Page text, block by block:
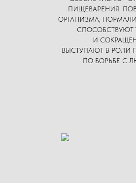
ПИЩЕВАРЕНИЯ,
ОРГАНИЗМА,
СПОСОБСТВУЮТ
И
ВЫСТУПАЮТ В РОЛИ
ПО БОРЬБЕ С